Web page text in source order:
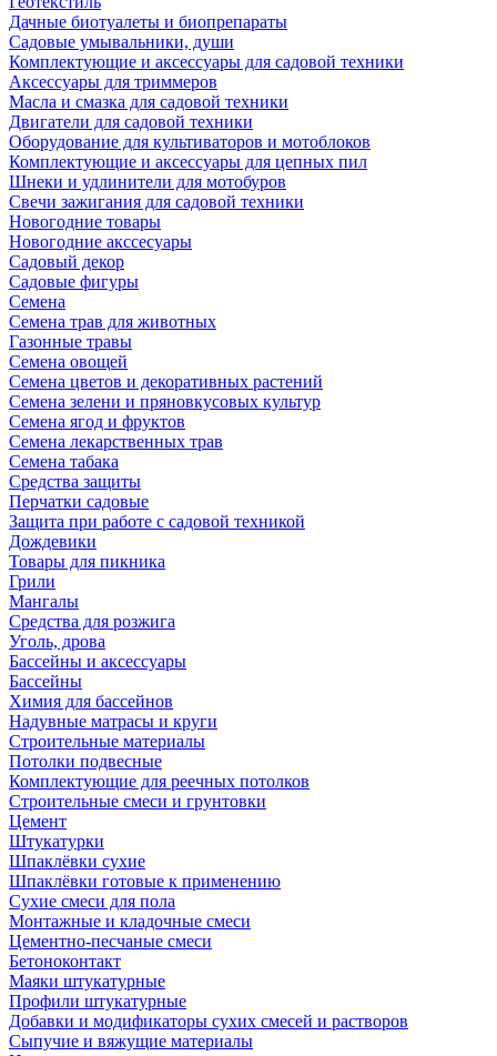
Дачные биотуалеты и биопрепараты
Садовые умывальники, души
Комплектующие и аксессуары для садовой техники
Аксессуары для триммеров
Масла и смазка для садовой техники
Двигатели для садовой техники
Оборудование для культиваторов и мотоблоков
Комплектующие и аксессуары для цепных пил
Шнеки и удлинители для мотобуров
Свечи зажигания для садовой техники
Новогодние товары
Новогодние акссесуары
Садовый декор
Садовые фигуры
Семена
Семена трав для животных
Газонные травы
Семена овощей
Семена цветов и декоративных растений
Семена зелени и пряновкусовых культур
Семена ягод и фруктов
Семена лекарственных трав
Семена табака
Средства защиты
Перчатки садовые
Защита при работе с садовой техникой
Дождевики
Товары для пикника
Грили
Мангалы
Средства для розжига
Уголь, дрова
Бассейны и аксессуары
Бассейны
Химия для бассейнов
Надувные матрасы и круги
Строительные материалы
Потолки подвесные
Комплектующие для реечных потолков
Строительные смеси и грунтовки
Цемент
Штукатурки
Шпаклёвки сухие
Шпаклёвки готовые к применению
Сухие смеси для пола
Монтажные и кладочные смеси
Цементно-песчаные смеси
Бетоноконтакт
Маяки штукатурные
Профили штукатурные
Добавки и модификаторы сухих смесей и растворов
Сыпучие и вяжущие материалы